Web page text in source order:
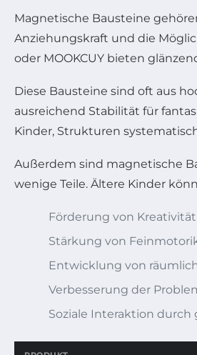
Magnetische Bausteine
Anziehungskraft und die
oder MOOKCUY bieten
Diese Bausteine sind oft aus
ausreichend Stabilität für
Kinder, Strukturen
Außerdem sind magnetische
wenige Teile. Ältere Kinder
Förderung von
Stärkung von
Entwicklung von
Verbesserung der
Soziale Interaktion durch